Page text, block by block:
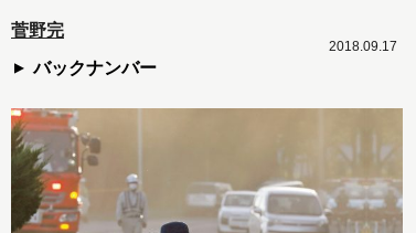
菅野完
バックナンバー
2018.09.17